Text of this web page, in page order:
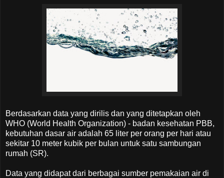
Berdasarkan data yang dirilis dan yang ditetapkan oleh
WHO (World Health Organization) - badan kesehatan PBB,
kebutuhan dasar air adalah 65 liter per orang per hari atau
sekitar 10 meter kubik per bulan untuk satu sambungan
rumah (SR).
Data yang didapat dari berbagai sumber pemakaian air di